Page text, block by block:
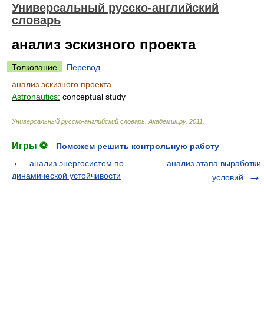
Универсальный русско-английский
словарь
анализ эскизного проекта
Толкование
Перевод
анализ эскизного проекта
Astronautics: conceptual study
Универсальный русско-английский словарь Академик.ру. 2011
Игры ⚽
Поможем решить контрольную работу
анализ энергосистем по
динамической устойчивости
анализ этапа выработки
условий